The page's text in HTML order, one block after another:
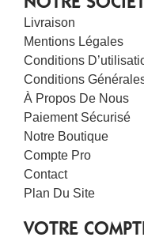
Livraison
Mentions Légales
Conditions
Conditions
À Propos De Nous
Paiement Sécurisé
Notre Boutique
Compte Pro
Contact
Plan Du Site
VOTRE